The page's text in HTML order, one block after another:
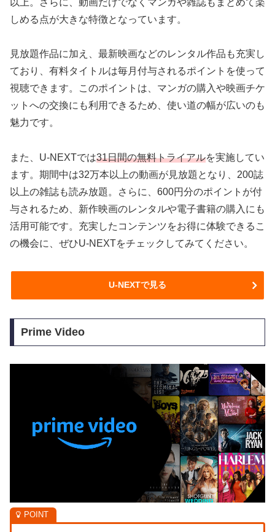
しめる点が大きな特徴となっています。
見放題作品に加え、最新映画などのレンタル作品も充実し
ており、有料タイトルは毎月付与されるポイントを使って
視聴できます。このポイントは、マンガの購入や映画チケ
ットへの交換にも利用できるため、使い道の幅が広いのも
魅力です。
また、U-NEXTでは31日間の無料トライアルを実施してい
ます。期間中は32万本以上の動画が見放題となり、200誌
以上の雑誌も読み放題。さらに、600円分のポイントが付
与されるため、新作映画のレンタルや電子書籍の購入にも
活用可能です。充実したコンテンツをお得に体験できるこ
の機会に、ぜひU-NEXTをチェックしてみてください。
U-NEXTで見る
Prime Video